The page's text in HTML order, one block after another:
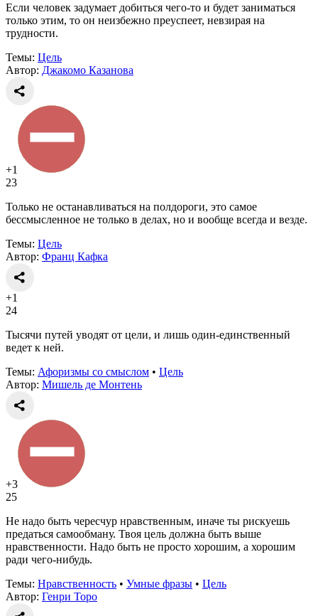
Если человек задумает добиться чего-то и будет заниматься
только этим, то он неизбежно преуспеет, невзирая на
трудности.
Темы: Цель
Автор: Джакомо Казанова
+1
23
Только не останавливаться на полдороги, это самое
бессмысленное не только в делах, но и вообще всегда и везде.
Темы: Цель
Автор: Франц Кафка
+1
24
Тысячи путей уводят от цели, и лишь один-единственный
ведет к ней.
Темы: Афоризмы со смыслом • Цель
Автор: Мишель де Монтень
+3
25
Не надо быть чересчур нравственным, иначе ты рискуешь
предаться самообману. Твоя цель должна быть выше
нравственности. Надо быть не просто хорошим, а хорошим
ради чего-нибудь.
Темы: Нравственность • Умные фразы • Цель
Автор: Генри Торо